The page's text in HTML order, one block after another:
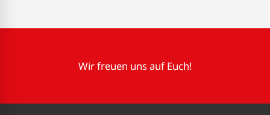
Wir freuen uns auf Euch!